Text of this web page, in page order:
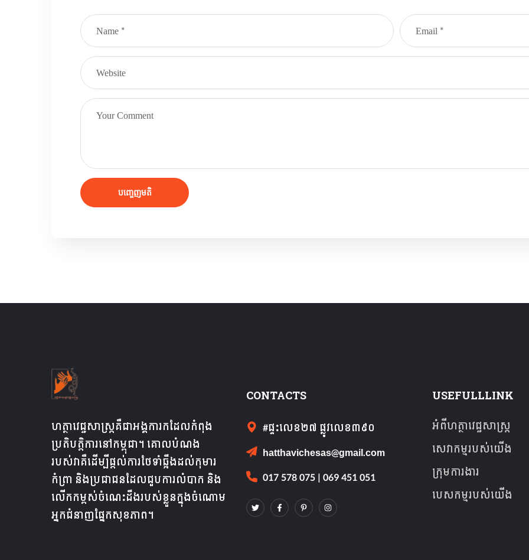
ហត្ថាវេជ្ជសាស្ត្រគឺជា​អង្គការ​ក​ដែល​កំពុង​
ប្រតិបត្តិការ​នៅ​កម្ពុជា។ គោលបំណង
របស់វាគឺដើម្បីផ្តល់ការថែទាំឆ្អឹងដល់កុមារ
កំព្រា និងប្រជាជនដែលជួបការលំបាក និង
លើកកម្ពស់ចំណេះដឹងរបស់ខ្លួនក្នុងចំណោម
អ្នកជំនាញផ្នែកសុខភាព។
CONTACTS
#ផ្ទះលេខ២៧​ ផ្លូវលេខ៣៩០
hatthavichesas@gmail.com
017 578 075 | 069 451 051
USEFULLLINK
អំពីហត្ថាវេជ្ជសាស្ត្រ
សេវាកម្មរបស់យើង
ក្រុមការងារ
បេសកម្មរបស់យើង